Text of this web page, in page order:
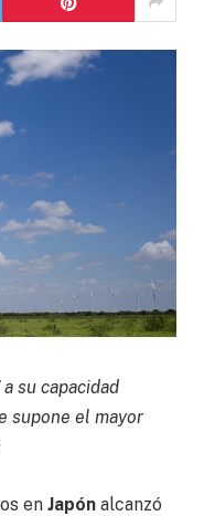
su capacidad
supone el mayor
en Japón alcanzó